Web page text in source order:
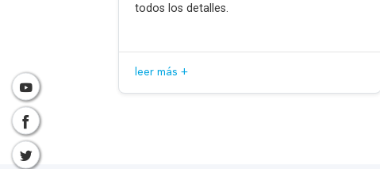
todos los detalles.
leer más +